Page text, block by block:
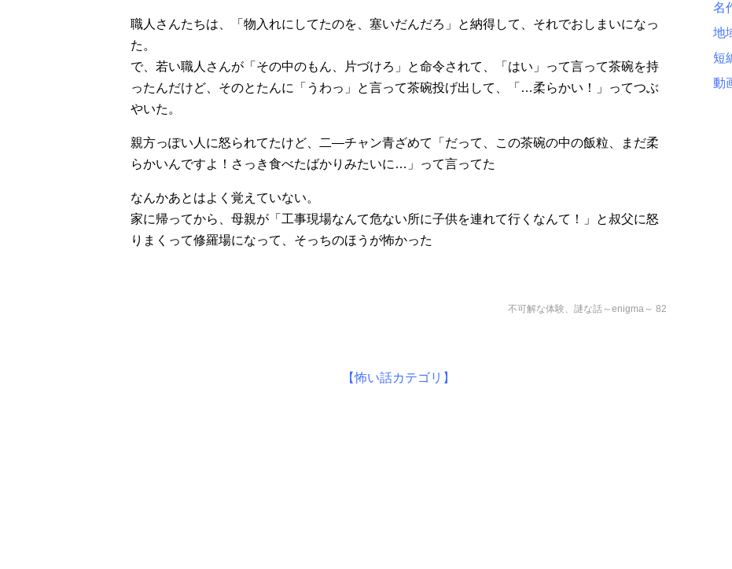
職人さんたちは、「物入れにしてたのを、塞いだんだろ」と納得して、それでおしまいになっ
た。
で、若い職人さんが「その中のもん、片づけろ」と命令されて、「はい」って言って茶碗を持
ったんだけど、そのとたんに「うわっ」と言って茶碗投げ出して、「…柔らかい！」ってつぶ
やいた。
親方っぽい人に怒られてたけど、二―チャン青ざめて「だって、この茶碗の中の飯粒、まだ柔
らかいんですよ！さっき食べたばかりみたいに…」って言ってた
なんかあとはよく覚えていない。
家に帰ってから、母親が「工事現場なんて危ない所に子供を連れて行くなんて！」と叔父に怒
りまくって修羅場になって、そっちのほうが怖かった
不可解な体験、謎な話～enigma～ 82
【怖い話カテゴリ】
名
地
短
動